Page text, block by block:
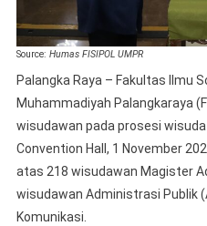
Source: Humas FISIPOL UMPR
Palangka Raya – Fakultas Ilmu
Muhammadiyah Palangkaraya
wisudawan pada prosesi
Convention Hall, 1 November
atas 218 wisudawan Magister
wisudawan Administrasi Publik
Komunikasi.